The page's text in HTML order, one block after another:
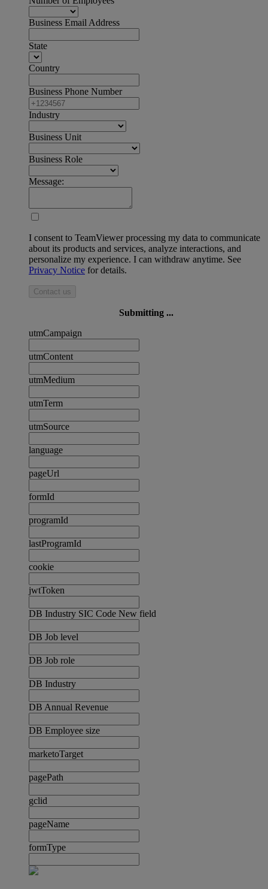
Business Email Address
State
Country
Business Phone Number
Industry
Business Unit
Business Role
Message:
I consent to TeamViewer processing my data to communicate
about its products and services, analyze interactions, and
personalize my experience. I can withdraw anytime. See
Privacy Notice for details.
Contact us
Submitting ...
utmCampaign
utmContent
utmMedium
utmTerm
utmSource
language
pageUrl
formId
programId
lastProgramId
cookie
jwtToken
DB Industry SIC Code New field
DB Job level
DB Job role
DB Industry
DB Annual Revenue
DB Employee size
marketoTarget
pagePath
gclid
pageName
formType